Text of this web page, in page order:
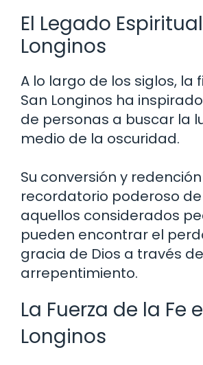
El Legado
Longinos
A lo largo de los siglos, la
San Longinos ha
de personas a buscar la
medio de la oscuridad.
Su conversión y
recordatorio poderoso
aquellos considerados
pueden encontrar el
gracia de Dios a través
arrepentimiento.
La Fuerza de la Fe
Longinos